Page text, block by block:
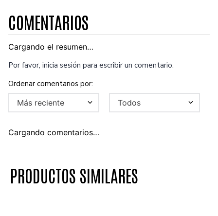
COMENTARIOS
Cargando el resumen…
Por favor, inicia sesión para escribir un comentario.
Más reciente Todos
Cargando comentarios…
PRODUCTOS SIMILARES